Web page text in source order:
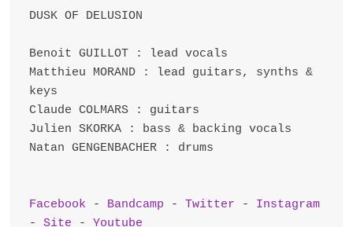
DUSK OF DELUSION
Benoit GUILLOT : lead vocals
Matthieu MORAND : lead guitars, synths &
keys
Claude COLMARS : guitars
Julien SKORKA : bass & backing vocals
Natan GENGENBACHER : drums
Facebook - Bandcamp - Twitter - Instagram
- Site - Youtube